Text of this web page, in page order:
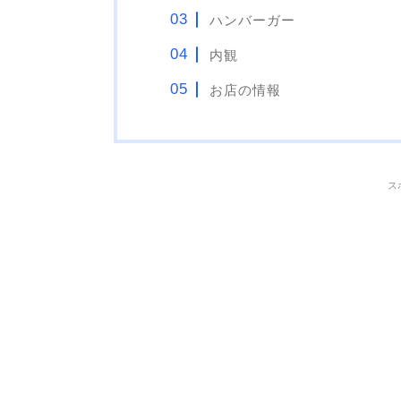
ハンバーガー
内観
お店の情報
ス